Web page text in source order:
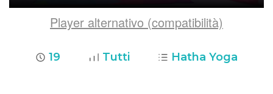
Player alternativo (compatibilità)
19 Tutti Hatha Yoga